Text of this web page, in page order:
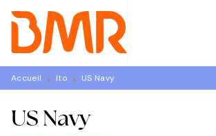
MENU RECHERCHE
PIED DE PAGE
Accueil • Ito • US Navy
US Navy